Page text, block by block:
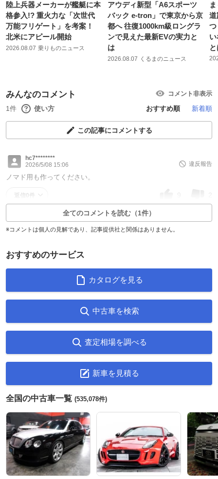
陸上兵器メーカーが艦艇に本
格参入!? 重火力な「次世代
万能フリゲート」を考案！
北米にアピール開始
2026.08.07 乗りものニュース
アウディ新型「A6スポーツ
バック e-tron」で東京から京
都へ 往復1000km級ロングラ
ンで見えた最新EVの実力と
は
2026.08.07 くるまのニュース
道
つ
みんなのコメント コメント非表示
1件 使い方 おすすめ順 新着順
この記事にコメントする
hc7********
2026/5/08 15:06
違反報告
ノマド用も作ってください。
返信0件
全てのコメントを読む（1件）
※コメントは個人の見解であり、記事提供社と関係はありません。
おすすめのサービス
カタログを見る
中古車を検索
査定相場を調べる
新車を見積る
全国の中古車一覧 (535,078件)